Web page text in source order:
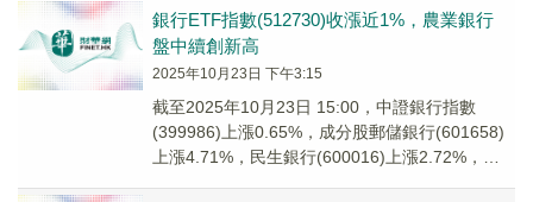
銀行ETF指數(512730)收漲近1%，農業銀行
盤中續創新高
2025年10月23日 下午3:15
截至2025年10月23日 15:00，中證銀行指數
(399986)上漲0.65%，成分股郵儲銀行(601658)
上漲4.71%，民生銀行(600016)上漲2.72%，興